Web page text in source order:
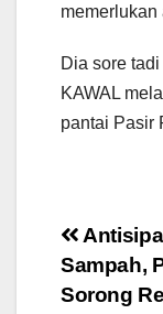
memerlukan
Dia sore
KAWAL
pantai Pasir
Post
Sampah,
Sorong